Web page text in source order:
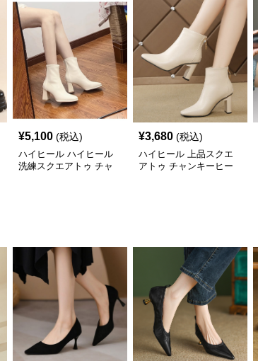
¥5,100 (税込)
ハイヒール ハイヒール
洗練スクエアトゥ チャ
¥3,680 (税込)
ハイヒール 上品スクエ
アトゥ チャンキーヒー